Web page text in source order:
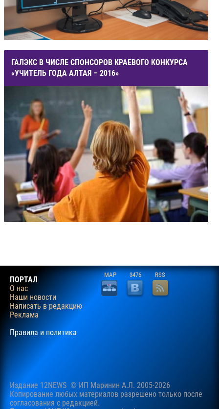
ГАЛЭКС В ЧИСЛЕ СПОНСОРОВ КРАЕВОГО КОНКУРСА
«УЧИТЕЛЬ ГОДА АЛТАЯ – 2016»
ПОРТАЛ
О нас
Наши новости
Написать в редакцию
Реклама
Правила и политика
MAP 3476 RSS
Издание 12NEWS © ИП Маринин А.Л. 2005-2026
Копирование любых материалов разрешено только после
согласования c редакцией.